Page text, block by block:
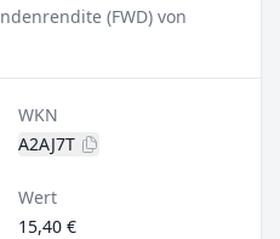
(FWD) von
WKN
A2AJ7T
Wert
15,40 €